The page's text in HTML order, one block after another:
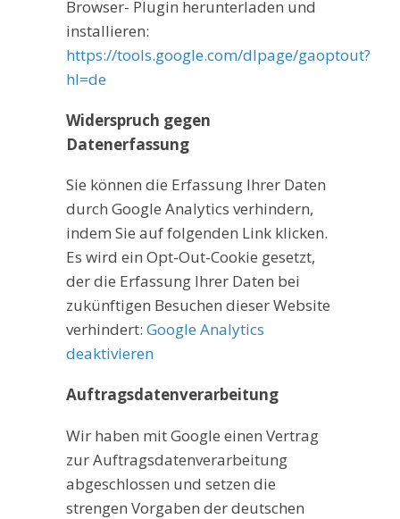
Browser- Plugin herunterladen und
installieren:
https://tools.google.com/dlpage/gaoptout?
hl=de
Widerspruch gegen
Datenerfassung
Sie können die Erfassung Ihrer Daten
durch Google Analytics verhindern,
indem Sie auf folgenden Link klicken.
Es wird ein Opt-Out-Cookie gesetzt,
der die Erfassung Ihrer Daten bei
zukünftigen Besuchen dieser Website
verhindert: Google Analytics
deaktivieren
Auftragsdatenverarbeitung
Wir haben mit Google einen Vertrag
zur Auftragsdatenverarbeitung
abgeschlossen und setzen die
strengen Vorgaben der deutschen